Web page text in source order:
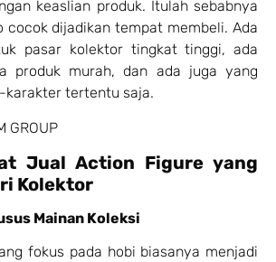
keaslian produk. Itulah sebabnya
cocok dijadikan tempat membeli. Ada
pasar kolektor tingkat tinggi, ada
produk murah, dan ada juga yang
karakter tertentu saja.
Jual Action Figure yang
Kolektor
Mainan Koleksi
fokus pada hobi biasanya menjadi